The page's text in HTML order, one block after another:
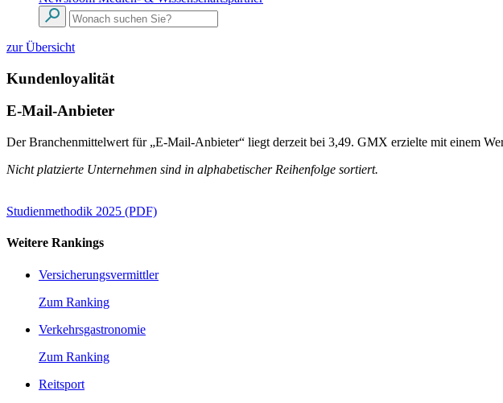
zur Übersicht
Kundenloyalität
E-Mail-Anbieter
Der Branchenmittelwert für „E-Mail-Anbieter“ liegt derzeit bei 3,49. GMX erzielte mit einem
Nicht platzierte Unternehmen sind in alphabetischer Reihenfolge sortiert.
Studienmethodik 2025 (PDF)
Weitere Rankings
Versicherungsvermittler
Zum Ranking
Verkehrsgastronomie
Zum Ranking
Reitsport